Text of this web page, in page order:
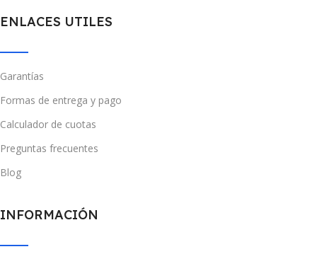
ENLACES UTILES
Garantías
Formas de entrega y pago
Calculador de cuotas
Preguntas frecuentes
Blog
INFORMACIÓN